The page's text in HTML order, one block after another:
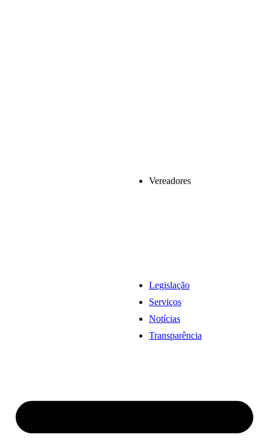
Vereadores
Legislação
Serviços
Notícias
Transparência